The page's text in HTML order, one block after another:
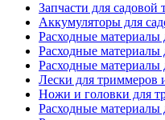
Запчасти для садовой
Аккумуляторы для
Расходные материалы
Расходные материалы
Расходные материалы
Лески для триммеров
Ножи и головки для
Расходные материалы